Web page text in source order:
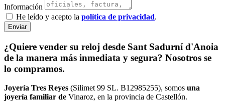
Información
He leído y acepto la política de privacidad.
Enviar
¿Quiere vender su reloj desde Sant Sadurní d'Anoia
de la manera más inmediata y segura? Nosotros se
lo compramos.
Joyería Tres Reyes (Silimet 99 SL. B12985255), somos una
joyería familiar de Vinaroz, en la provincia de Castellón.